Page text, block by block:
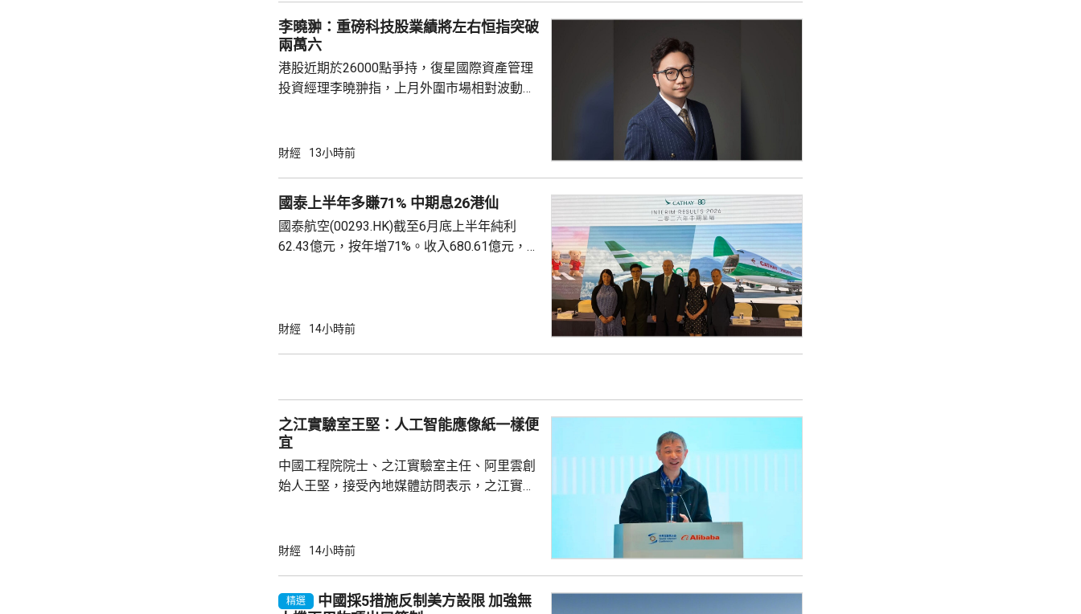
立跨部門工作小組，聯同其他專業組織共同制
定「會計專業及財務管理AI應用通則」，並同
步設立「科技專業服務監管沙盒...
李曉翀：重磅科技股業績將左右恒指突破
兩萬六
港股近期於26000點爭持，復星國際資產管理
投資經理李曉翀指，上月外圍市場相對波動，
尋找估值較平的公司，加上上游硬件股已炒作
類公司較多，剔除金融及公用股後，剩餘股份
在AI應用上的爆發潛力較大，若下一階段有更
多科技股獲納入恒指，將有助整體表現...
財經 13小時前
國泰上半年多賺71% 中期息26港仙
國泰航空(00293.HK)截至6月底上半年純利
62.43億元，按年增71%。收入680.61億元，
人次，平均每日載客約8.84萬人次，按年增加
財經 14小時前
之江實驗室王堅：人工智能應像紙一樣便
宜
中國工程院院士、之江實驗室主任、阿里雲創
始人王堅，接受內地媒體訪問表示，之江實驗
能不僅是科技創新的重要內容，更改變原有科
的分歧，王堅強調，開源對人工智能而言「不
財經 14小時前
精選
中國採5措施反制美方設限 加強無